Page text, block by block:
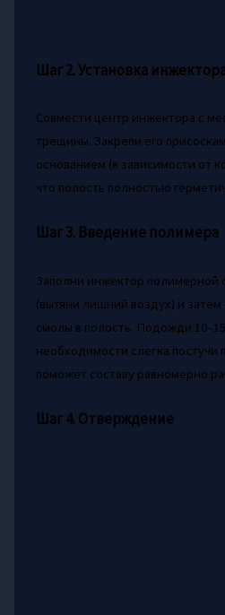
Шаг 2. Установка
Совмести центр инжектора с
трещины. Закрепи его
основанием (в зависимости от
что полость полностью
Шаг 3. Введение полимера
Заполни инжектор полимерной
(вытяни лишний воздух) и
смолы в полость. Подожди
необходимости слегка постучи
поможет составу равномерно
Шаг 4. Отверждение